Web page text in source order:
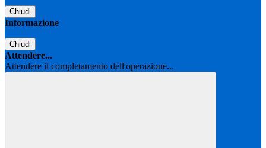
Chiudi
Informazione
Chiudi
Attendere...
Attendere il completamento dell'operazione...